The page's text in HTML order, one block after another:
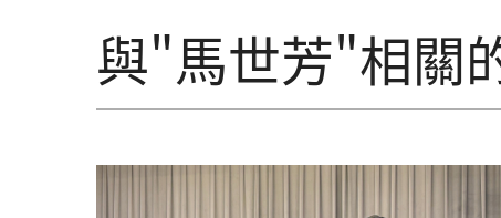
與"馬世芳"相關